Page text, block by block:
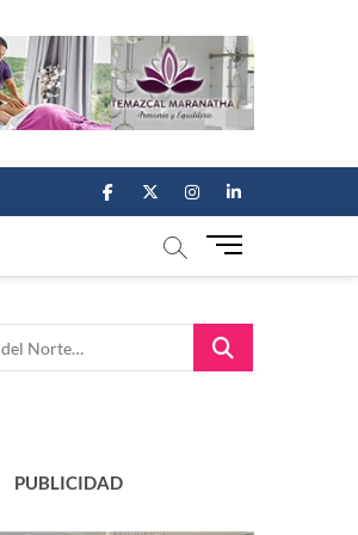
facebook
twitterinstagram
linkedin
M
u
B
u
Buscar
PUBLICIDAD